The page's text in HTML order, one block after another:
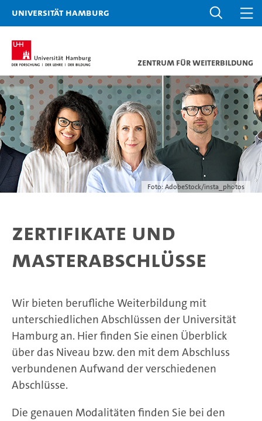
Universität Hamburg
Zentrum für Weiterbildung
Foto: AdobeStock/insta_photos
Zertifikate und
Masterabschlüsse
Wir bieten berufliche Weiterbildung mit
unterschiedlichen Abschlüssen der Universität
Hamburg an. Hier finden Sie einen Überblick
über das Niveau bzw. den mit dem Abschluss
verbundenen Aufwand der verschiedenen
Abschlüsse.
Die genauen Modalitäten finden Sie bei den